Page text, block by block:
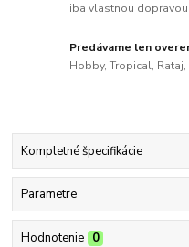
iba vlastnou dopravou.
Predávame len
Hobby, Tropical,
Kompletné špecifikácie
Parametre
Hodnotenie 0